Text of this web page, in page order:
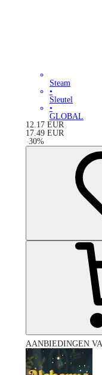
Steam
•
Sleutel
•
GLOBAL
12.17 EUR
17.49 EUR
-30%
AANBIEDINGEN